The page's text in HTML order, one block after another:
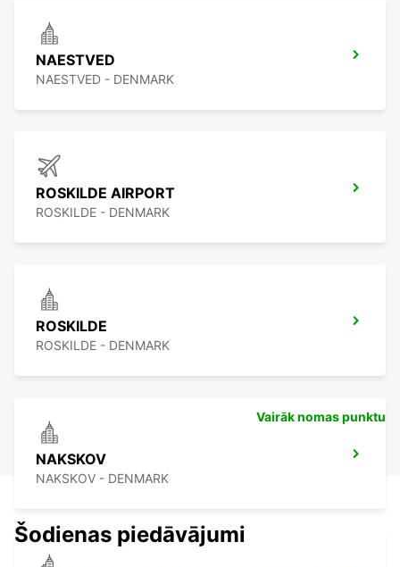
NAESTVED
NAESTVED - DENMARK
ROSKILDE AIRPORT
ROSKILDE - DENMARK
ROSKILDE
ROSKILDE - DENMARK
NAKSKOV
NAKSKOV - DENMARK
Vairāk nomas punktu
Šodienas piedāvājumi